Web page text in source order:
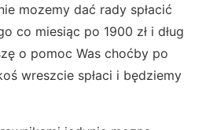
mozemy dać rady spłacić
co miesiąc po 1900 zł i dług
o pomoc Was choćby po
wreszcie spłaci i będziemy